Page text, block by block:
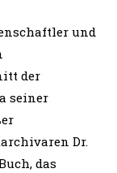
und
der
seiner
Dr.
das